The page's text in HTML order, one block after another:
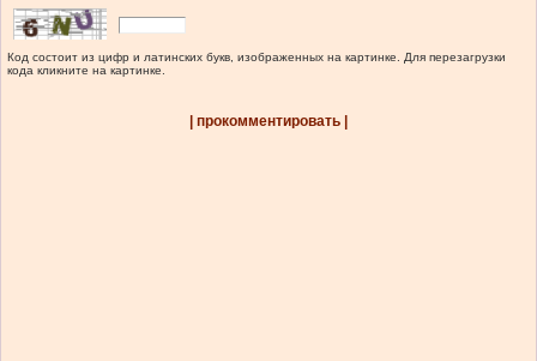
Код состоит из цифр и латинских букв, изображенных на картинке. Для перезагрузки
кода кликните на картинке.
| прокомментировать |